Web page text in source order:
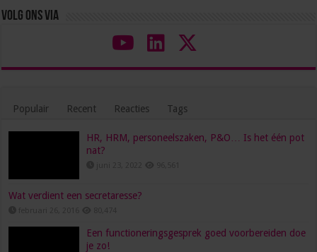
Volg ons via
Populair Recent Reacties Tags
HR, HRM, personeelszaken, P&O… Is het één pot
nat?
Wat verdient een secretaresse?
Een functioneringsgesprek goed voorbereiden doe
je zo!